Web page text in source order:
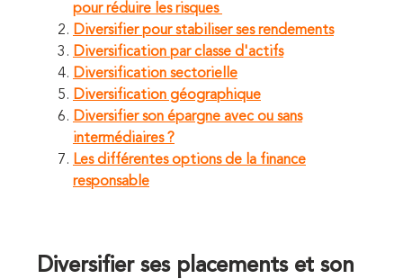
pour réduire les risques
Diversifier pour stabiliser ses rendements
Diversification par classe d'actifs
Diversification sectorielle
Diversification géographique
Diversifier son épargne avec ou sans
intermédiaires ?
Les différentes options de la finance
responsable
Diversifier ses placements et son